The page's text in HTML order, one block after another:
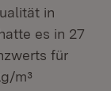
in
es in 27
für
m³